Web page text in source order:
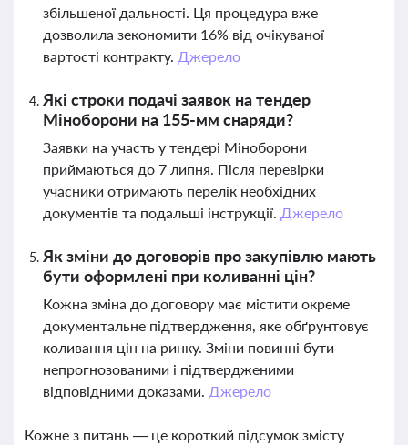
збільшеної дальності. Ця процедура вже
дозволила зекономити 16% від очікуваної
вартості контракту. Джерело
Які строки подачі заявок на тендер
Міноборони на 155-мм снаряди?
Заявки на участь у тендері Міноборони
приймаються до 7 липня. Після перевірки
учасники отримають перелік необхідних
документів та подальші інструкції. Джерело
Як зміни до договорів про закупівлю мають
бути оформлені при коливанні цін?
Кожна зміна до договору має містити окреме
документальне підтвердження, яке обґрунтовує
коливання цін на ринку. Зміни повинні бути
непрогнозованими і підтвердженими
відповідними доказами. Джерело
Кожне з питань — це короткий підсумок змісту